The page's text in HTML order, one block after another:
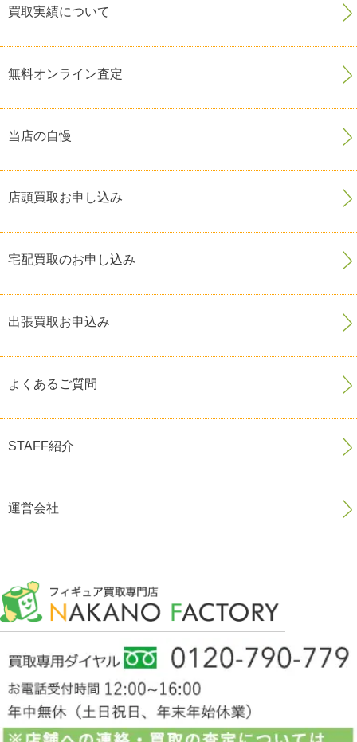
買取実績について
無料オンライン査定
当店の自慢
店頭買取お申し込み
宅配買取のお申し込み
出張買取お申込み
よくあるご質問
STAFF紹介
運営会社